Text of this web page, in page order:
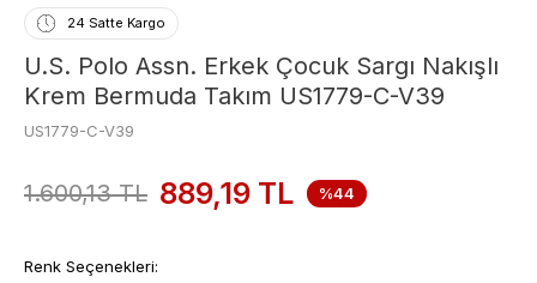
24 Satte Kargo
U.S. Polo Assn. Erkek Çocuk Sargı Nakışlı
Krem Bermuda Takım US1779-C-V39
US1779-C-V39
1.600,13TL 889,19 TL %44
Renk Seçenekleri: